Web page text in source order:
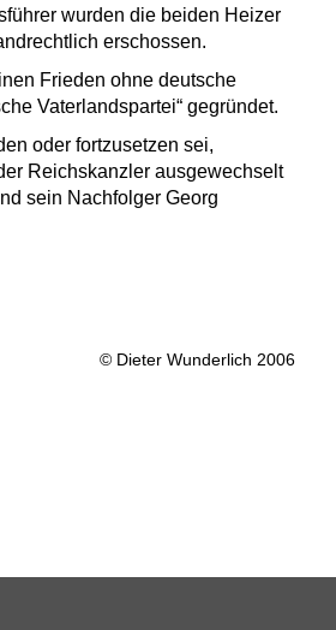
wurden die beiden Heizer
erschossen.
Frieden ohne deutsche
Vaterlandspartei“ gegründet.
oder fortzusetzen sei,
Reichskanzler ausgewechselt
sein Nachfolger Georg
© Dieter Wunderlich 2006